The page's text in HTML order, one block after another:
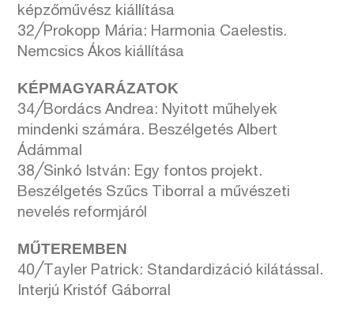
képzőművész kiállítása
32╱Prokopp Mária: Harmonia Caelestis.
Nemcsics Ákos kiállítása
KÉPMAGYARÁZATOK
34╱Bordács Andrea: Nyitott műhelyek
mindenki számára. Beszélgetés Albert
Ádámmal
38╱Sinkó István: Egy fontos projekt.
Beszélgetés Szűcs Tiborral a művészeti
nevelés reformjáról
MŰTEREMBEN
40╱Tayler Patrick: Standardizáció kilátással.
Interjú Kristóf Gáborral